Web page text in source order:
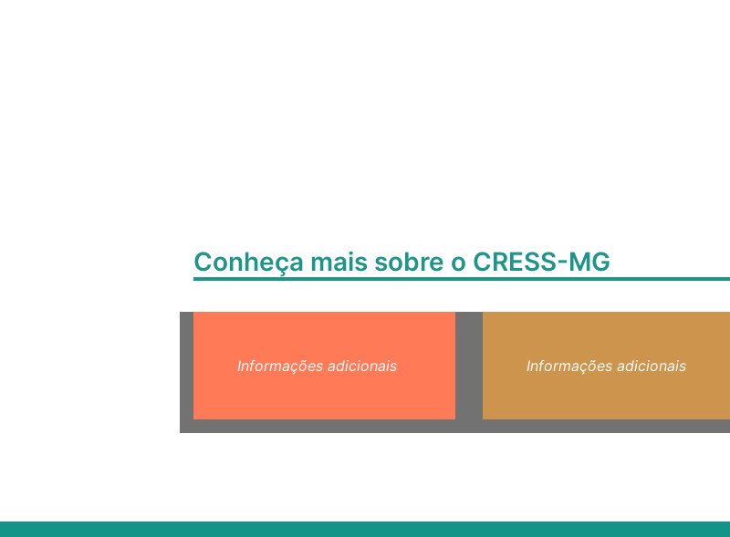
Conheça mais sobre o CRESS-MG
Informações adicionais Informações adicionais